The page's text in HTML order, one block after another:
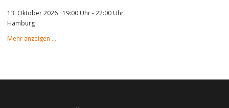
13. Oktober 2026 · 19:00 Uhr-22:00 Uhr
Hamburg
Mehr anzeigen …